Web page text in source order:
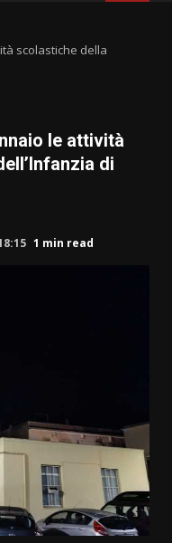
scolastiche della
le attività
di
1 min read